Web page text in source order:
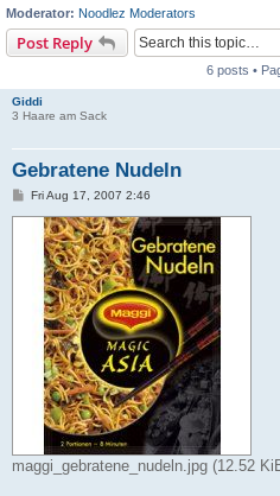
Moderator: Noodlez Moderators
Post Reply
6 posts •
Giddi
3 Haare am Sack
Gebratene Nudeln
PFri Aug 17, 2007 2:46
maggi_gebratene_nudeln.jpg (12.52